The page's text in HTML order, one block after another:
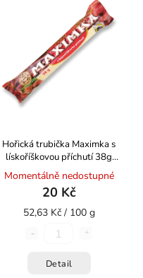
Hořická trubička Maximka s
lískoříškovou příchutí 38g
HOŘICKÉ TRUBIČKY
Momentálně nedostupné
20 Kč
52,63 Kč / 100 g
Detail